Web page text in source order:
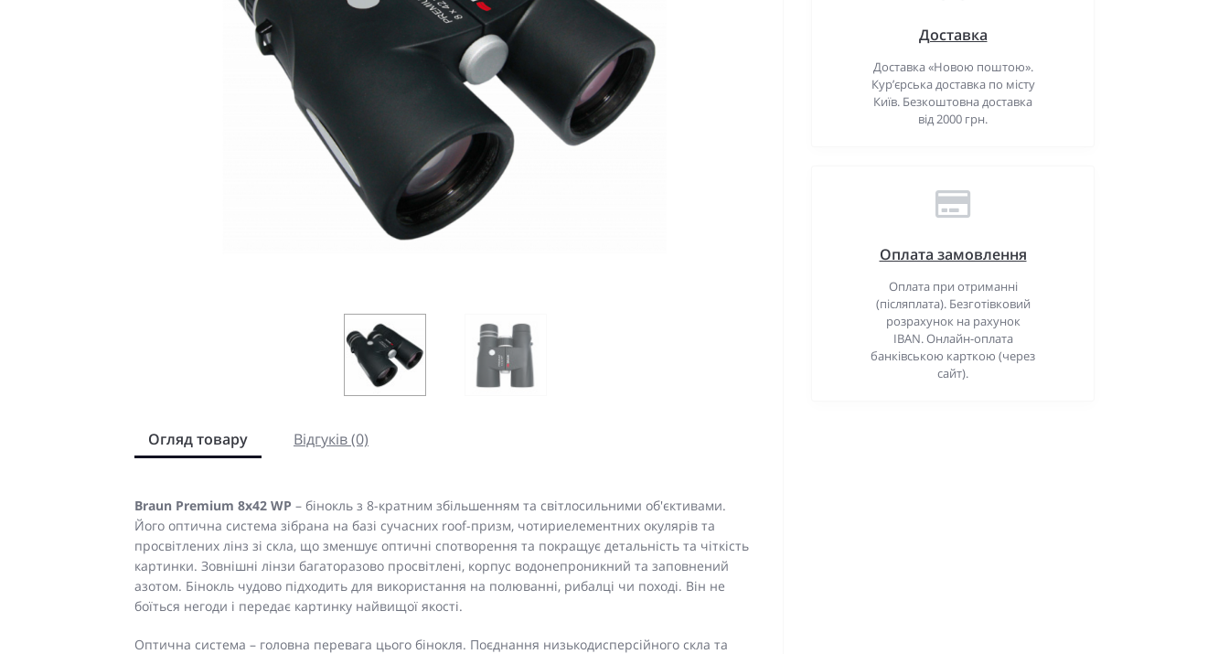
Огляд товару Відгуків (0)
Braun Premium 8х42 WP – бінокль з 8-кратним збільшенням та світлосильними об'єктивами.
Його оптична система зібрана на базі сучасних roof-призм, чотириелементних окулярів та
просвітлених лінз зі скла, що зменшує оптичні спотворення та покращує детальність та чіткість
картинки. Зовнішні лінзи багаторазово просвітлені, корпус водонепроникний та заповнений
азотом. Бінокль чудово підходить для використання на полюванні, рибалці чи поході. Він не
боїться негоди і передає картинку найвищої якості.
Оптична система – головна перевага цього бінокля. Поєднання низькодисперсійного скла та
Доставка
Доставка «Новою поштою».
Кур’єрська доставка по місту
Київ. Безкоштовна доставка
від 2000 грн.
Оплата замовлення
Оплата при отриманні
(післяплата). Безготівковий
розрахунок на рахунок
IBAN. Онлайн-оплата
банківською карткою (через
сайт).